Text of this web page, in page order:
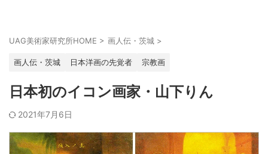
UAG美術家研究所HOME > 画人伝・茨城 >
画人伝・茨城 日本洋画の先覚者 宗教画
日本初のイコン画家・山下りん
2021年7月6日